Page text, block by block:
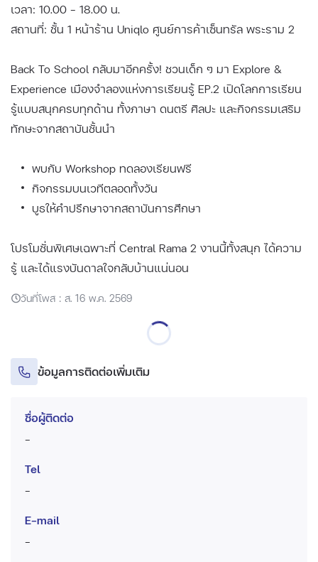
เวลา: 10.00 - 18.00 น.
สถานที่: ชั้น 1 หน้าร้าน Uniqlo ศูนย์การค้าเซ็นทรัล พระราม 2
Back To School กลับมาอีกครั้ง! ชวนเด็ก ๆ มา Explore &
Experience เมืองจำลองแห่งการเรียนรู้ EP.2 เปิดโลกการเรียน
รู้แบบสนุกครบทุกด้าน ทั้งภาษา ดนตรี ศิลปะ และกิจกรรมเสริม
ทักษะจากสถาบันชั้นนำ
พบกับ Workshop ทดลองเรียนฟรี
กิจกรรมบนเวทีตลอดทั้งวัน
บูธให้คำปรึกษาจากสถาบันการศึกษา
โปรโมชั่นพิเศษเฉพาะที่ Central Rama 2 งานนี้ทั้งสนุก ได้ความ
รู้ และได้แรงบันดาลใจกลับบ้านแน่นอน
วันที่โพส : ส. 16 พ.ค. 2569
ข้อมูลการติดต่อเพิ่มเติม
ชื่อผู้ติดต่อ
-
Tel
-
E-mail
-